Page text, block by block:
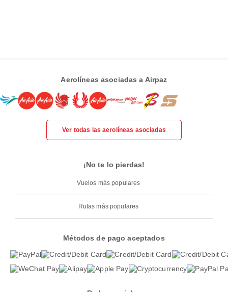
Aerolíneas asociadas a Airpaz
Ver todas las aerolíneas asociadas
¡No te lo pierdas!
Vuelos más populares
Rutas más populares
Métodos de pago aceptados